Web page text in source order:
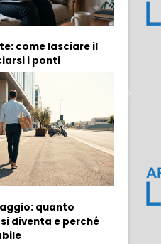
come lasciare il
i ponti
quanto
diventa e perché